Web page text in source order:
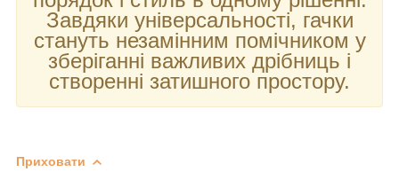
Завдяки універсальності, гачки
стануть незамінним помічником у
зберіганні важливих дрібниць і
створенні затишного простору.
Приховати